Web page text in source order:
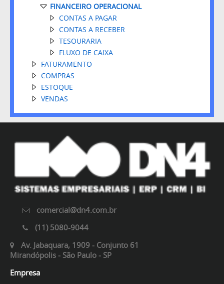
FINANCEIRO OPERACIONAL
CONTAS A PAGAR
CONTAS A RECEBER
TESOURARIA
FLUXO DE CAIXA
FATURAMENTO
COMPRAS
ESTOQUE
VENDAS
comercial@dn4.com.br
(11) 5080-9044
Av. Jabaquara, 1909 - Conjunto 61
Mirandópolis - São Paulo - SP
Empresa